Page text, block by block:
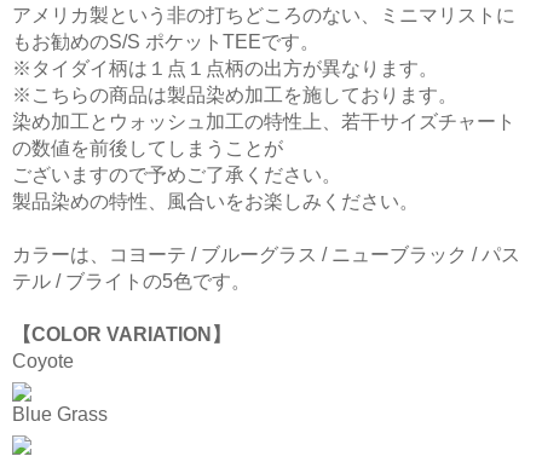
アメリカ製という非の打ちどころのない、ミニマリストに
もお勧めのS/S ポケットTEEです。
※タイダイ柄は１点１点柄の出方が異なります。
※こちらの商品は製品染め加工を施しております。
染め加工とウォッシュ加工の特性上、若干サイズチャート
の数値を前後してしまうことが
ございますので予めご了承ください。
製品染めの特性、風合いをお楽しみください。
カラーは、コヨーテ / ブルーグラス / ニューブラック / パス
テル / ブライトの5色です。
【COLOR VARIATION】
Coyote
Blue Grass